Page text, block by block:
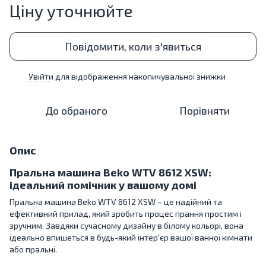
Ціну уточнюйте
Повідомити, коли з'явиться
Увійти для відображення накопичувальної знижки
До обраного Порівняти
Опис
Пральна машина Beko WTV 8612 XSW:
ідеальний помічник у вашому домі
Пральна машина Beko WTV 8612 XSW – це надійний та
ефективний прилад, який зробить процес прання простим і
зручним. Завдяки сучасному дизайну в білому кольорі, вона
ідеально впишеться в будь-який інтер'єр вашої ванної кімнати
або пральні.